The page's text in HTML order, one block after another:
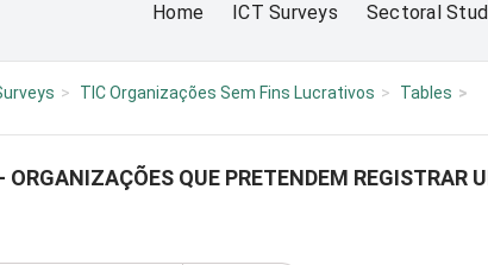
Home ICT Surveys Sectoral
TIC Organizações Sem Fins Lucrativos Tables
ORGANIZAÇÕES QUE PRETENDEM REGISTRAR